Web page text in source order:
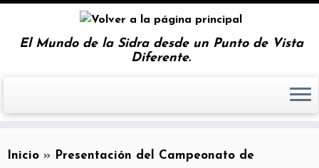
El Mundo de la Sidra desde un Punto de Vista
Diferente.
Inicio » Presentación del Campeonato de